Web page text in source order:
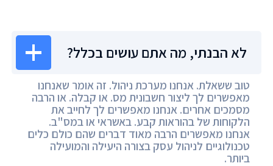
לא הבנתי, מה אתם עושים בכלל?
טוב ששאלת. אנחנו מערכת ניהול. זה אומר שאנחנו
מאפשרים לך ליצור חשבונית מס. או קבלה. או הרבה
מסמכים אחרים. אנחנו מאפשרים לך לחייב את
הלקוחות של בהוראות קבע. באשראי או במס"ב.
אנחנו מאפשרים הרבה מאוד דברים שהם כולם כלים
טכנולוגיים לניהול עסק בצורה היעילה והמועילה
ביותר.